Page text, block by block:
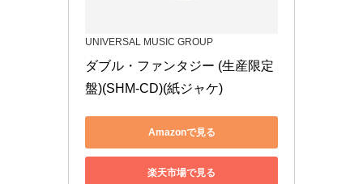
UNIVERSAL MUSIC GROUP
ダブル・ファンタジー (生産限定
盤)(SHM-CD)(紙ジャケ)
Amazonで見る
楽天市場で見る